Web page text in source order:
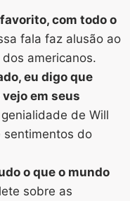
com todo o
fala faz alusão ao
americanos.
eu digo que
em seus
de Will
sentimentos do
o que o mundo
sobre as